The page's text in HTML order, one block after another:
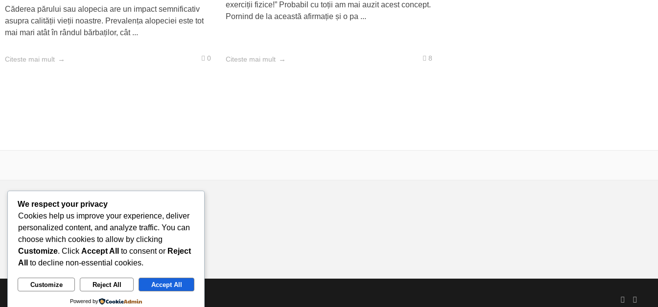
Căderea părului sau alopecia are un impact semnificativ
asupra calității vieții noastre. Prevalența alopeciei este tot
mai mari atât în rândul bărbaților, cât ...
Citeste mai mult 0
exerciții fizice!” Probabil cu toții am mai auzit acest concept.
Pornind de la această afirmație și o pa ...
Citeste mai mult 8
© 2026 Doza de Farmacie. All rights reserved.
We respect your privacy
Cookies help us improve your experience, deliver
personalized content, and analyze traffic. You can
choose which cookies to allow by clicking
Customize. Click Accept All to consent or Reject
All
to decline non-essential cookies.
Customize Reject All Accept All
Powered by